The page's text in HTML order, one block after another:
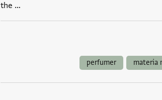
the …
materia
perfumer